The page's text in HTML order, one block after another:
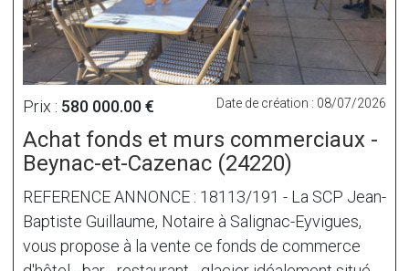
Prix : 580 000.00 € Date de création : 08/07/2026
Achat fonds et murs commerciaux -
Beynac-et-Cazenac (24220)
REFERENCE ANNONCE : 18113/191 - La SCP Jean-
Baptiste Guillaume, Notaire à Salignac-Eyvigues,
vous propose à la vente ce fonds de commerce